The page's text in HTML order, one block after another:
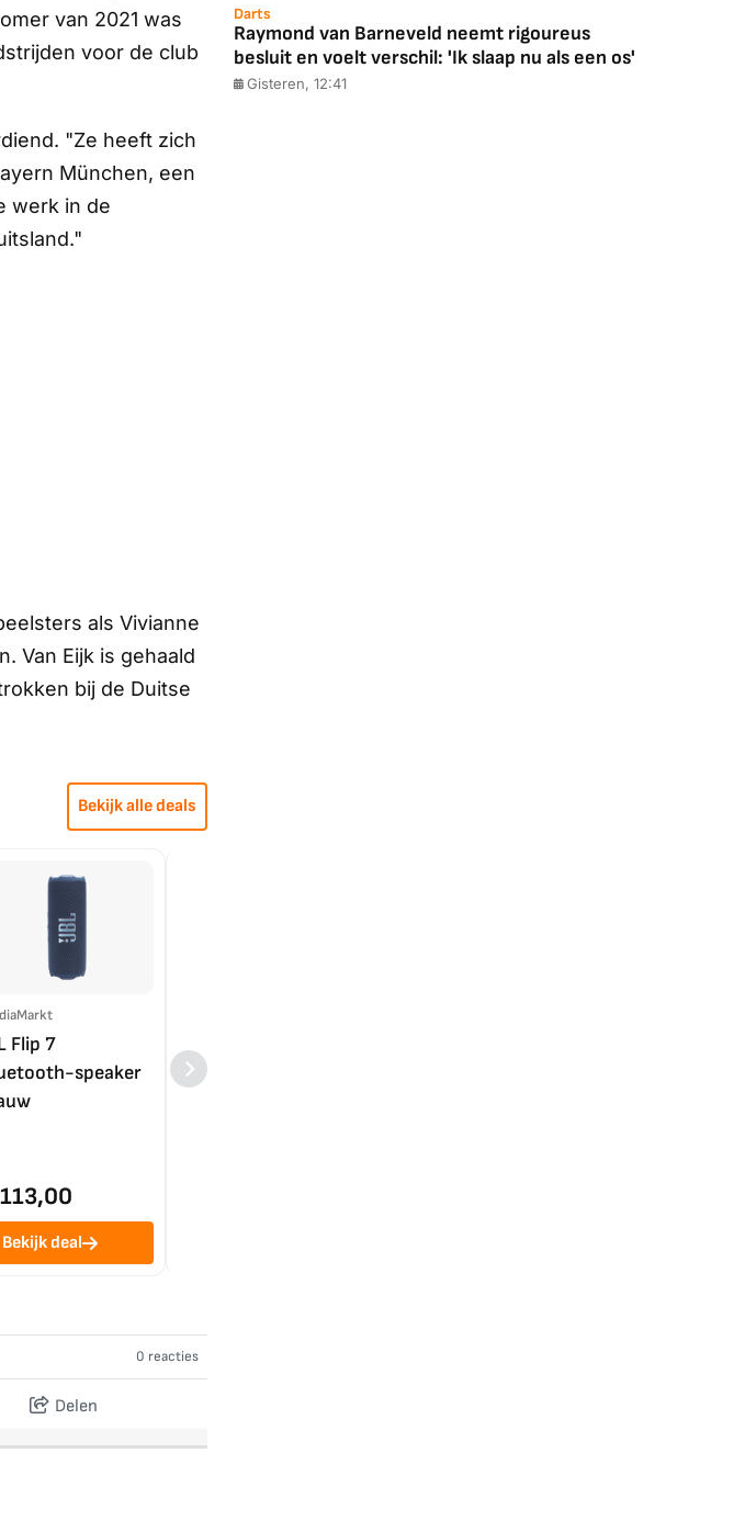
van 2021 was
voor de club
"Ze heeft zich
München, een
werk in de
als Vivianne
Van Eijk is gehaald
bij de Duitse
Bekijk alle deals
Flip 7
speaker
Bekijk deal
LG OLED55C56LB
4K TV (2025)
0 reacties
Delen
Darts
Raymond van Barneveld neemt rigoureus
besluit en voelt verschil: 'Ik slaap nu als een os'
Gisteren, 12:41